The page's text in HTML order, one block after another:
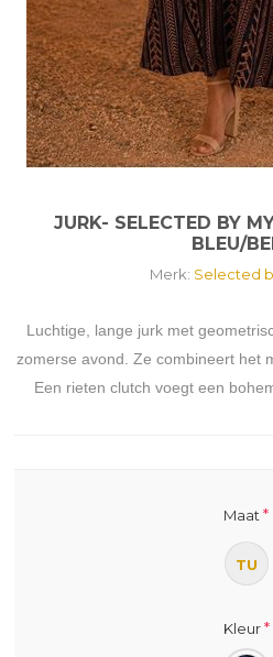
JURK- SELECTED BY
BLEU/
Merk: Selected
Luchtige, lange jurk met
zomerse avond. Ze combineert het
Een rieten clutch voegt een
Maat *
TU
Kleur*